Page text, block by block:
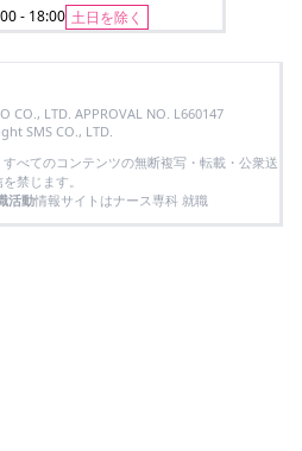
- 18:00 土日を除く
CO., LTD. APPROVAL NO. L660147
SMS CO., LTD.
べてのコンテンツの無断複写・転載・公衆送
禁じます。
活動情報サイトはナース専科 就職